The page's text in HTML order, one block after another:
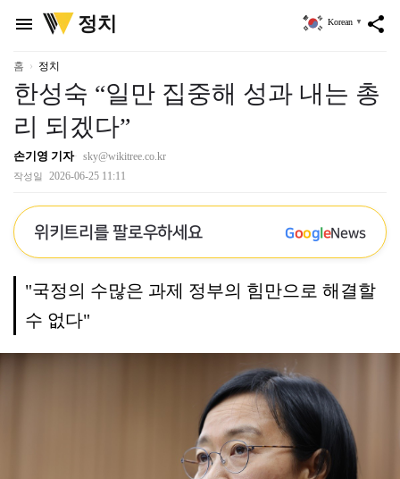
menu
위
키
정치 share
Korean ▼
홈 정치
한성숙 “일만 집중해 성과 내는 총
리 되겠다”
손기영 기자 sky@wikitree.co.kr
작성일 2026-06-25 11:11
위키트리를 팔로우하세요 GoogleNews
"국정의 수많은 과제 정부의 힘만으로 해결할
수 없다"